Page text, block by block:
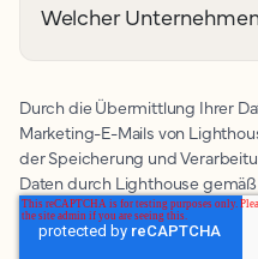
Welcher
Durch die Übermittlung Ihrer
Marketing-E-Mails von
der Speicherung und
Daten durch Lighthouse gemäß